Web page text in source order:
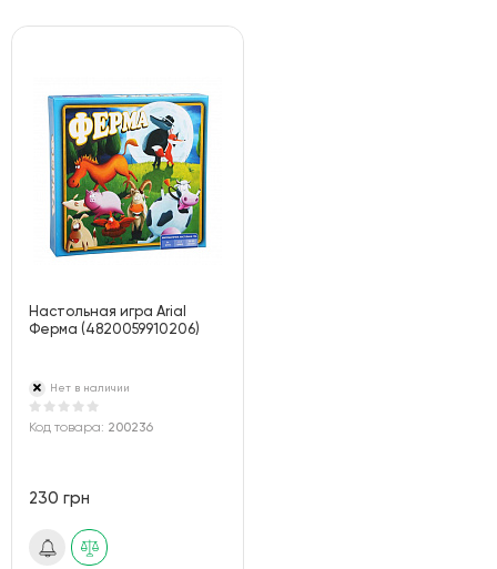
Настольная игра Arial
Ферма (4820059910206)
Нет в наличии
Код товара: 200236
230 грн